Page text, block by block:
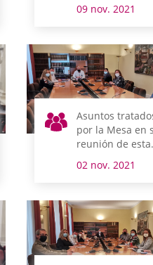
09 nov. 2021
Asuntos
por la Mesa en
reunión de esta
02 nov. 2021